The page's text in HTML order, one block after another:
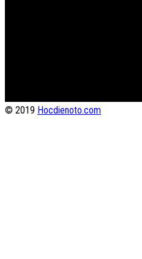
© 2019 Hocdienoto.com